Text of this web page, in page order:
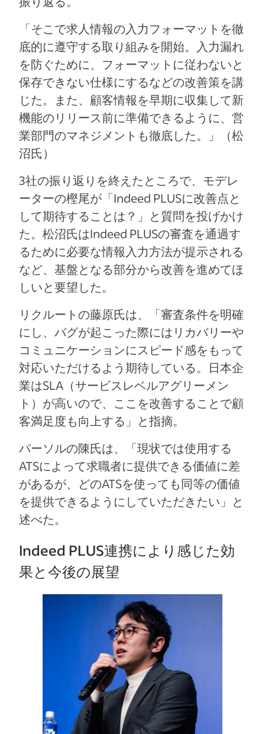
「そこで求人情報の入力フォーマットを徹
底的に遵守する取り組みを開始。入力漏れ
を防ぐために、フォーマットに従わないと
保存できない仕様にするなどの改善策を講
じた。また、顧客情報を早期に収集して新
機能のリリース前に準備できるように、営
業部門のマネジメントも徹底した。」（松
沼氏）
3社の振り返りを終えたところで、モデレ
ーターの樫尾が「Indeed PLUSに改善点と
して期待することは？」と質問を投げかけ
た。松沼氏はIndeed PLUSの審査を通過す
るために必要な情報入力方法が提示される
など、基盤となる部分から改善を進めてほ
しいと要望した。
リクルートの藤原氏は、「審査条件を明確
にし、バグが起こった際にはリカバリーや
コミュニケーションにスピード感をもって
対応いただけるよう期待している。日本企
業はSLA（サービスレベルアグリーメン
ト）が高いので、ここを改善することで顧
客満足度も向上する」と指摘。
パーソルの陳氏は、「現状では使用する
ATSによって求職者に提供できる価値に差
があるが、どのATSを使っても同等の価値
を提供できるようにしていただきたい」と
述べた。
Indeed PLUS連携により感じた効
果と今後の展望